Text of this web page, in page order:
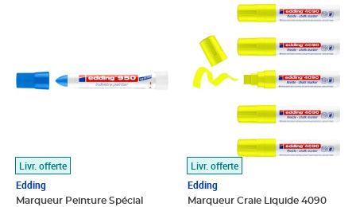
Livr. offerte
Edding
Marqueur Peinture Spécial
Livr. offerte
Edding
Marqueur Craie Liquide 4090
Prix barré 29,99€
Prix 27,99€